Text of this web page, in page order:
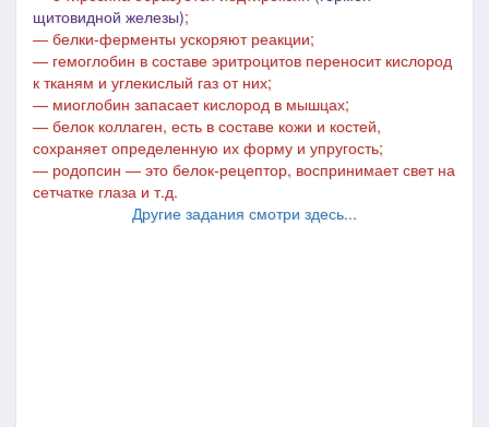
щитовидной железы);
― белки-ферменты ускоряют реакции;
― гемоглобин в составе эритроцитов переносит кислород
к тканям и углекислый газ от них;
― миоглобин запасает кислород в мышцах;
― белок коллаген, есть в составе кожи и костей,
сохраняет определенную их форму и упругость;
― родопсин ― это белок-рецептор, воспринимает свет на
сетчатке глаза и т.д.
Другие задания смотри здесь...